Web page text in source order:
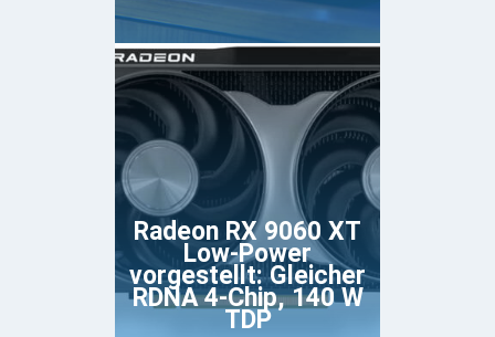
Radeon RX 9060 XT
Low-Power
vorgestellt: Gleicher
RDNA 4-Chip, 140 W
TDP